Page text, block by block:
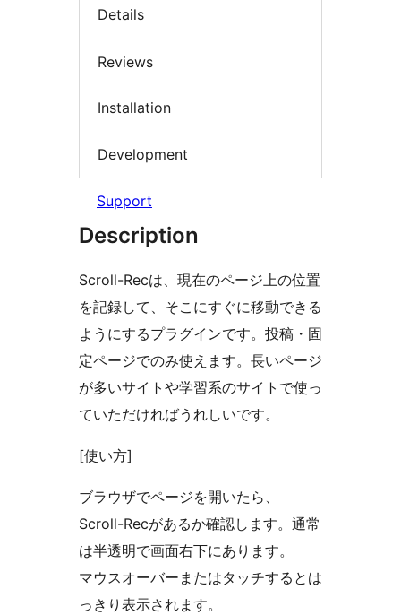
Details
Reviews
Installation
Development
Support
Description
Scroll-Recは、現在のページ上の位置
を記録して、そこにすぐに移動できる
ようにするプラグインです。投稿・固
定ページでのみ使えます。長いページ
が多いサイトや学習系のサイトで使っ
ていただければうれしいです。
[使い方]
ブラウザでページを開いたら、
Scroll-Recがあるか確認します。通常
は半透明で画面右下にあります。
マウスオーバーまたはタッチするとは
っきり表示されます。